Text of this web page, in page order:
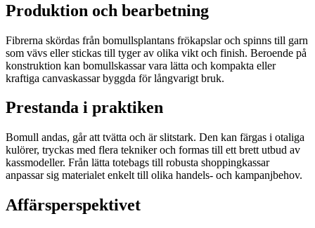
Produktion och bearbetning
Fibrerna skördas från bomullsplantans frökapslar och spinns till garn
som vävs eller stickas till tyger av olika vikt och finish. Beroende på
konstruktion kan bomullskassar vara lätta och kompakta eller
kraftiga canvaskassar byggda för långvarigt bruk.
Prestanda i praktiken
Bomull andas, går att tvätta och är slitstark. Den kan färgas i otaliga
kulörer, tryckas med flera tekniker och formas till ett brett utbud av
kassmodeller. Från lätta totebags till robusta shoppingkassar
anpassar sig materialet enkelt till olika handels- och kampanjbehov.
Affärsperspektivet